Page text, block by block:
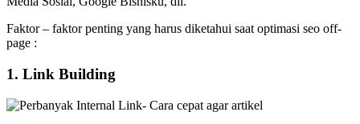
Faktor – faktor penting yang harus diketahui saat optimasi seo off-
page :
1. Link Building